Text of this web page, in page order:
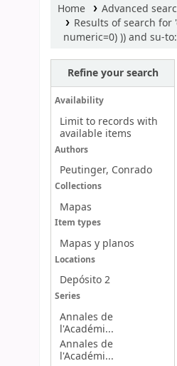
Home
Advanced
Results of search for
numeric=0) )) and su-
Refine your search
Availability
Limit to records with
available items
Authors
Peutinger, Conrado
Collections
Mapas
Item types
Mapas y planos
Locations
Depósito 2
Series
Annales de
l'Académi...
Annales de
l'Académi...